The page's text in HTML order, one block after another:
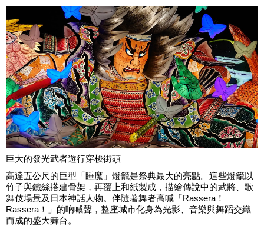
巨大的發光武者遊行穿梭街頭
高達五公尺的巨型「睡魔」燈籠是祭典最大的亮點。這些燈籠以
竹子與鐵絲搭建骨架，再覆上和紙製成，描繪傳說中的武將、歌
舞伎場景及日本神話人物。伴隨著舞者高喊「Rassera！
Rassera！」的吶喊聲，整座城市化身為光影、音樂與舞蹈交織
而成的盛大舞台。